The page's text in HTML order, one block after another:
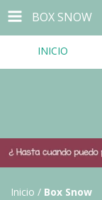
BOX SNOW
INICIO
Inicio / Box Snow